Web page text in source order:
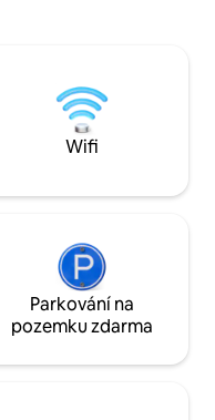
Víme totiž, že
pobyt
Wifi
Parkování na
pozemku zdarma